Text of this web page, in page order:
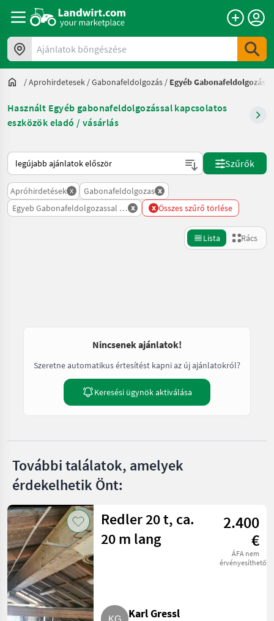
Ajánlatok böngészése
/Aprohirdetesek /Gabonafeldolgozás / Egyéb
Használt Egyéb gabonafeldolgozással kapcsolatos
eszközök eladó / vásárlás
Így van sorba rendezve a Landwirt.com-on
Szűrők
Apróhirdetések x Gabonafeldolgozas x
Egyeb Gabonafeldolgozassal Kapcsolatos Eszkoezoek
x x Összes szűrő törlése
Lista Rács
Nincsenek ajánlatok!
Szeretne automatikus értesítést kapni az új ajánlatokról?
Keresési ügynök aktiválása
További találatok, amelyek
érdekelhetik Önt:
Redler 20 t, ca.
20 m lang
2.400
€
ÁFA nem
érvényesíthető
Karl Gressl